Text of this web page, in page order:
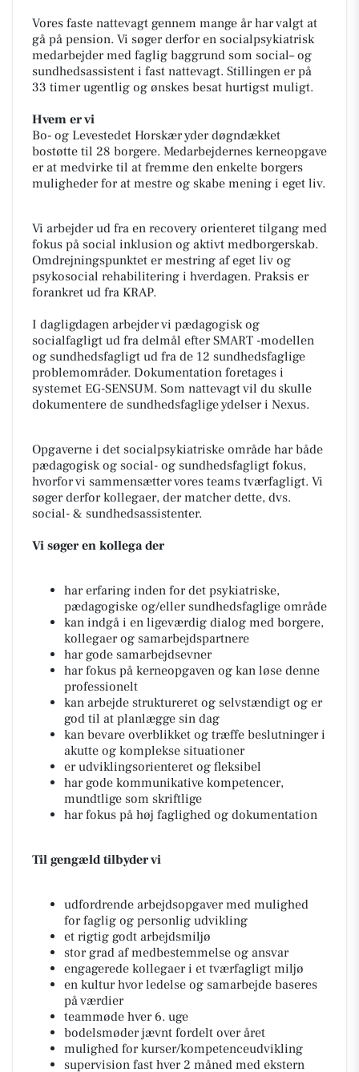
Vores faste nattevagt gennem mange år har valgt at
gå på pension. Vi søger derfor en socialpsykiatrisk
medarbejder med faglig baggrund som social– og
sundhedsassistent i fast nattevagt. Stillingen er på
33 timer ugentlig og ønskes besat hurtigst muligt.
Hvem er vi
Bo- og Levestedet Horskær yder døgndækket
bostøtte til 28 borgere. Medarbejdernes kerneopgave
er at medvirke til at fremme den enkelte borgers
muligheder for at mestre og skabe mening i eget liv.
Vi arbejder ud fra en recovery orienteret tilgang med
fokus på social inklusion og aktivt medborgerskab.
Omdrejningspunktet er mestring af eget liv og
psykosocial rehabilitering i hverdagen. Praksis er
forankret ud fra KRAP.
I dagligdagen arbejder vi pædagogisk og
socialfagligt ud fra delmål efter SMART -modellen
og sundhedsfagligt ud fra de 12 sundhedsfaglige
problemområder. Dokumentation foretages i
systemet EG-SENSUM. Som nattevagt vil du skulle
dokumentere de sundhedsfaglige ydelser i Nexus.
Opgaverne i det socialpsykiatriske område har både
pædagogisk og social- og sundhedsfagligt fokus,
hvorfor vi sammensætter vores teams tværfagligt. Vi
søger derfor kollegaer, der matcher dette, dvs.
social- & sundhedsassistenter.
Vi søger en kollega der
har erfaring inden for det psykiatriske,
pædagogiske og/eller sundhedsfaglige område
kan indgå i en ligeværdig dialog med borgere,
kollegaer og samarbejdspartnere
har gode samarbejdsevner
har fokus på kerneopgaven og kan løse denne
professionelt
kan arbejde struktureret og selvstændigt og er
god til at planlægge sin dag
kan bevare overblikket og træffe beslutninger i
akutte og komplekse situationer
er udviklingsorienteret og fleksibel
har gode kommunikative kompetencer,
mundtlige som skriftlige
har fokus på høj faglighed og dokumentation
Til gengæld tilbyder vi
udfordrende arbejdsopgaver med mulighed
for faglig og personlig udvikling
et rigtig godt arbejdsmiljø
stor grad af medbestemmelse og ansvar
engagerede kollegaer i et tværfagligt miljø
en kultur hvor ledelse og samarbejde baseres
på værdier
teammøde hver 6. uge
bodelsmøder jævnt fordelt over året
mulighed for kurser/kompetenceudvikling
supervision fast hver 2 måned med ekstern